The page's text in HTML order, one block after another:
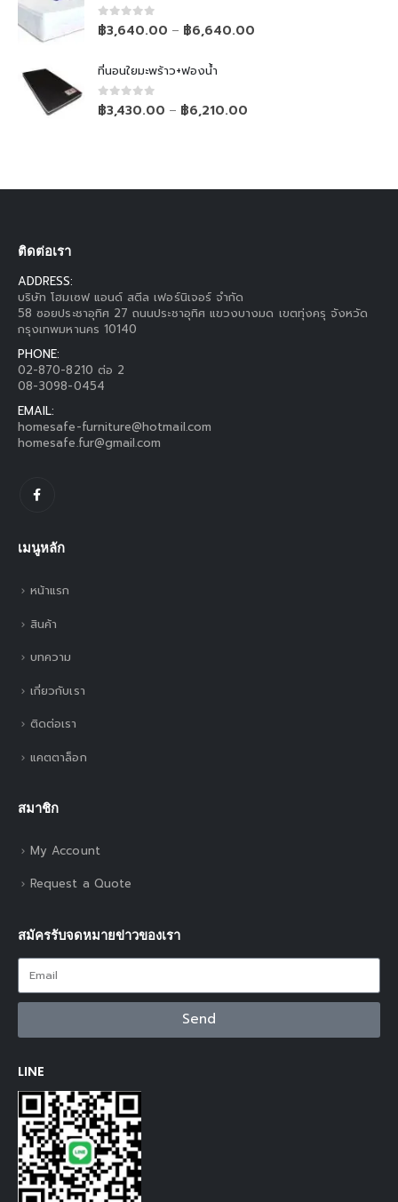
0out of 5
฿3,640.00 – ฿6,640.00
ที่นอนใยมะพร้าว+ฟองน้ำ
0out of 5
฿3,430.00 – ฿6,210.00
ติดต่อเรา
ADDRESS:
บริษัท โฮมเซฟ แอนด์ สตีล เฟอร์นิเจอร์ จำกัด
58 ซอยประชาอุทิศ 27 ถนนประชาอุทิศ แขวงบางมด เขตทุ่งครุ จังหวัด
กรุงเทพมหานคร 10140
PHONE:
02-870-8210 ต่อ 2
08-3098-0454
EMAIL:
homesafe-furniture@hotmail.com
homesafe.fur@gmail.com
เมนูหลัก
หน้าแรก
สินค้า
บทความ
เกี่ยวกับเรา
ติดต่อเรา
แคตตาล็อก
สมาชิก
My Account
Request a Quote
สมัครรับจดหมายข่าวของเรา
Send
LINE